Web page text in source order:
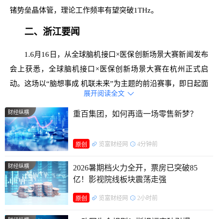
锗势垒晶体管，理论工作频率有望突破1THz。
二、浙江要闻
1.6月16日，从全球脑机接口×医保创新场景大赛新闻发布
会上获悉，全球脑机接口×医保创新场景大赛在杭州正式启
动。这场以“脑想事成 机联未来”为主题的前沿赛事，即日起面
向全球科研团队、创新企业与创业项目开放报名。
2.6月15日至16日，在浙江省“万企兴万村”行动推进会
上，第四批浙江省“万企兴万村”行动省级实验项目正式发布，
共计35个。截至目前，我省已累计认定四批次共132个省级实
验项目。
三、利好消息
展开阅读全文 
财经纵横 重百集团，如何再造一场零售新梦？
原创 览富财经网 4分钟前
财经纵横
2026暑期档火力全开，票房已突破85
亿！影视院线板块震荡走强
原创 览富财经网 2小时前